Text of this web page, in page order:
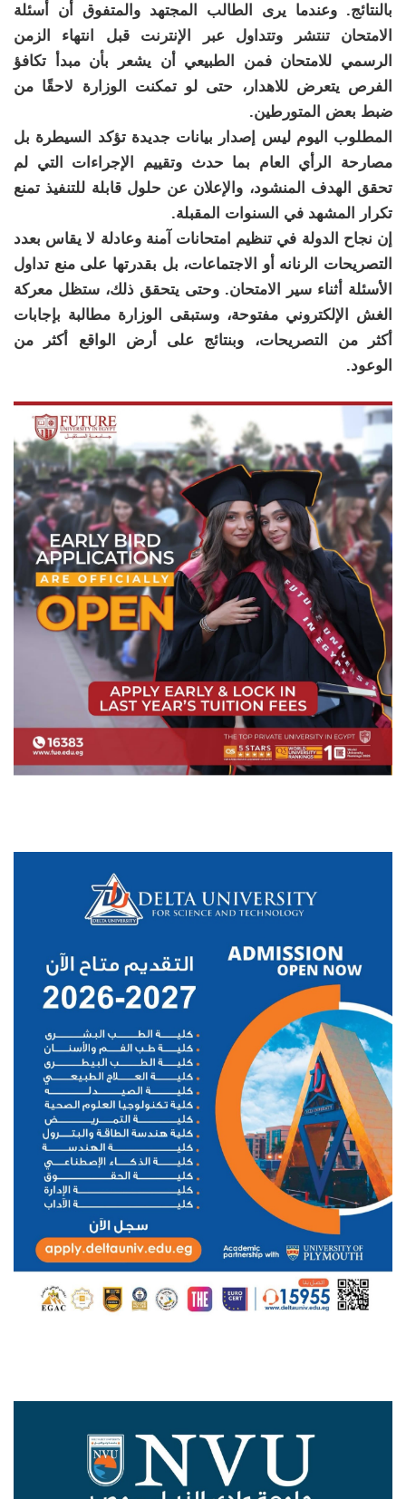
بالنتائج. وعندما يرى الطالب المجتهد والمتفوق أن أسئلة
الامتحان تنتشر وتتداول عبر الإنترنت قبل انتهاء الزمن
الرسمي للامتحان فمن الطبيعي أن يشعر بأن مبدأ تكافؤ
الفرص يتعرض للاهدار، حتى لو تمكنت الوزارة لاحقًا من
ضبط بعض المتورطين.
المطلوب اليوم ليس إصدار بيانات جديدة تؤكد السيطرة بل
مصارحة الرأي العام بما حدث وتقييم الإجراءات التي لم
تحقق الهدف المنشود، والإعلان عن حلول قابلة للتنفيذ تمنع
تكرار المشهد في السنوات المقبلة.
إن نجاح الدولة في تنظيم امتحانات آمنة وعادلة لا يقاس بعدد
التصريحات الرنانه أو الاجتماعات، بل بقدرتها على منع تداول
الأسئلة أثناء سير الامتحان. وحتى يتحقق ذلك، ستظل معركة
الغش الإلكتروني مفتوحة، وستبقى الوزارة مطالبة بإجابات
أكثر من التصريحات، وبنتائج على أرض الواقع أكثر من
الوعود.